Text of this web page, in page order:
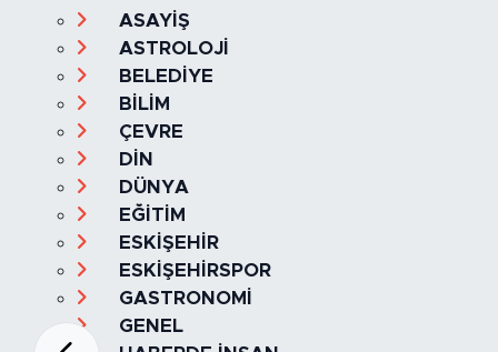
ASAYİŞ
ASTROLOJİ
BELEDİYE
BİLİM
ÇEVRE
DİN
DÜNYA
EĞİTİM
ESKİŞEHİR
ESKİŞEHİRSPOR
GASTRONOMİ
GENEL